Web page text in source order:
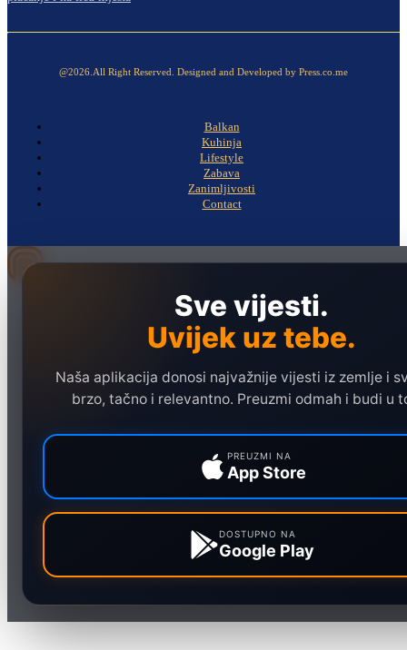
@2026.All Right Reserved. Designed and Developed by Press.co.me
Balkan
Kuhinja
Lifestyle
Zabava
Zanimljivosti
Contact
Sve vijesti.
Uvijek uz tebe.
Naša aplikacija donosi najvažnije vijesti iz zemlje i
brzo, tačno i relevantno. Preuzmi odmah i budi u
PREUZMI NA
App Store
DOSTUPNO NA
Google Play
Hronika
Sport